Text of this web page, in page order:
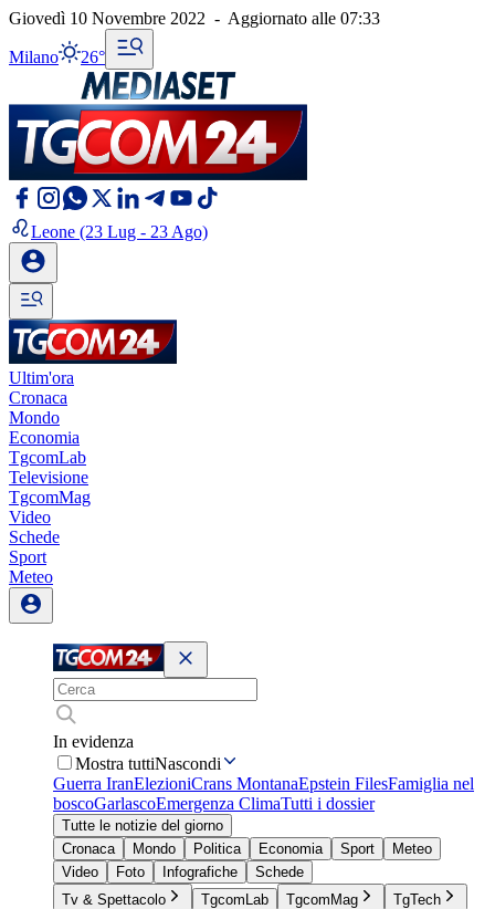
Giovedì 10 Novembre 2022 - Aggiornato alle 07:33
Milano 26°
Leone (23 Lug - 23 Ago)
Ultim'ora
Cronaca
Mondo
Economia
TgcomLab
Televisione
TgcomMag
Video
Schede
Sport
Meteo
In evidenza
Mostra tuttiNascondi
Guerra IranElezioniCrans MontanaEpstein FilesFamiglia nel
boscoGarlascoEmergenza ClimaTutti i dossier
Tutte le notizie del giorno
Cronaca
Mondo Politica Economia Sport
Meteo
Video
Foto Infografiche
Schede
Tv & Spettacolo
TgcomLab TgcomMag
TgTech